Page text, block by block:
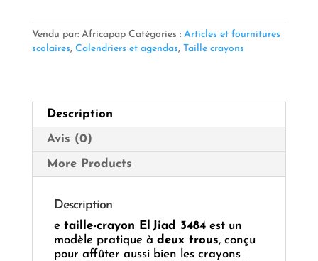
bureau
El Jiad
Vendu par: Africapap Catégories : Articles et fournitures
scolaires, Calendriers et agendas, Taille crayons
Description
Avis (0)
More Products
Description
e taille-crayon El Jiad 3484est un
modèle pratique à deux trous, conçu
pour affûter aussi bien les crayons